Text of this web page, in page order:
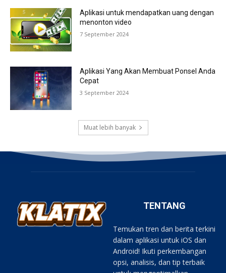
Aplikasi untuk mendapatkan uang dengan
menonton video
7 September 2024
Aplikasi Yang Akan Membuat Ponsel Anda
Cepat
3 September 2024
Muat lebih banyak
TENTANG
Temukan tren dan berita terkini
dalam aplikasi untuk iOS dan
Android! Ikuti perkembangan
opsi, analisis, dan tip terbaik